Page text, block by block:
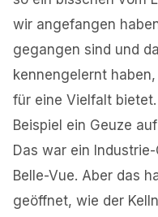
wir angefangen
gegangen sind und
kennengelernt
für eine Vielfalt
Beispiel ein Geuze
Das war ein
Belle-Vue. Aber das
geöffnet, wie der